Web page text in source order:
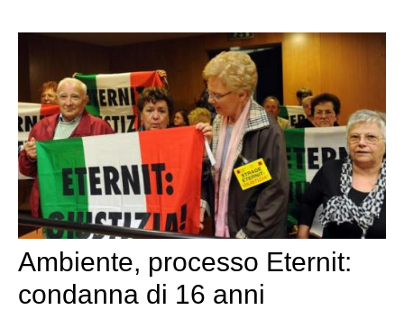
Ambiente, processo Eternit:
condanna di 16 anni